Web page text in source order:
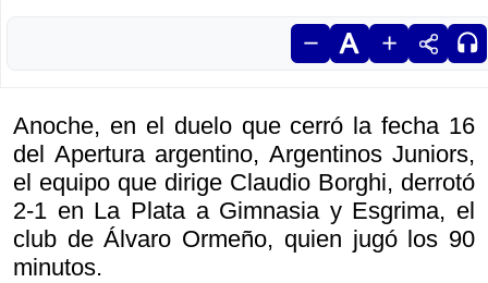
Anoche, en el duelo que cerró la fecha 16
del Apertura argentino, Argentinos Juniors,
el equipo que dirige Claudio Borghi, derrotó
2-1 en La Plata a Gimnasia y Esgrima, el
club de Álvaro Ormeño, quien jugó los 90
minutos.